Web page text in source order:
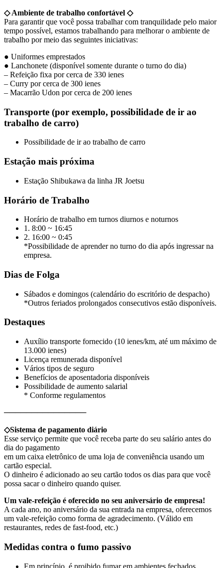
◇ Ambiente de trabalho confortável ◇
Para garantir que você possa trabalhar com tranquilidade pelo maior
tempo possível, estamos trabalhando para melhorar o ambiente de
trabalho por meio das seguintes iniciativas:
● Uniformes emprestados
● Lanchonete (disponível somente durante o turno do dia)
– Refeição fixa por cerca de 330 ienes
– Curry por cerca de 300 ienes
– Macarrão Udon por cerca de 200 ienes
Transporte (por exemplo, possibilidade de ir ao
trabalho de carro)
Possibilidade de ir ao trabalho de carro
Estação mais próxima
Estação Shibukawa da linha JR Joetsu
Horário de Trabalho
Horário de trabalho em turnos diurnos e noturnos
1. 8:00 ~ 16:45
2. 16:00 ~ 0:45
*Possibilidade de aprender no turno do dia após ingressar na
empresa.
Dias de Folga
Sábados e domingos (calendário do escritório de despacho)
*Outros feriados prolongados consecutivos estão disponíveis.
Destaques
Auxílio transporte fornecido (10 ienes/km, até um máximo de
13.000 ienes)
Licença remunerada disponível
Vários tipos de seguro
Benefícios de aposentadoria disponíveis
Possibilidade de aumento salarial
* Conforme regulamentos
───────────────
◇Sistema de pagamento diário
Esse serviço permite que você receba parte do seu salário antes do
dia do pagamento
em um caixa eletrônico de uma loja de conveniência usando um
cartão especial.
O dinheiro é adicionado ao seu cartão todos os dias para que você
possa sacar o dinheiro quando quiser.
Um vale-refeição é oferecido no seu aniversário de empresa!
A cada ano, no aniversário da sua entrada na empresa, oferecemos
um vale-refeição como forma de agradecimento. (Válido em
restaurantes, redes de fast-food, etc.)
Medidas contra o fumo passivo
Em princípio, é proibido fumar em ambientes fechados